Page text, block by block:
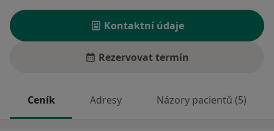
Kontaktní údaje
Rezervovat termín
Ceník Adresy Názory pacientů (5)